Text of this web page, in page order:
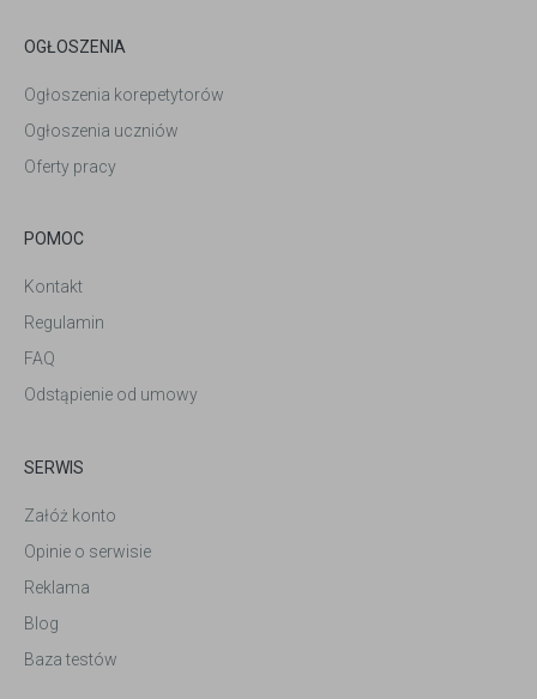
OGŁOSZENIA
Ogłoszenia korepetytorów
Ogłoszenia uczniów
Oferty pracy
POMOC
Kontakt
Regulamin
FAQ
Odstąpienie od umowy
SERWIS
Załóż konto
Opinie o serwisie
Reklama
Blog
Baza testów